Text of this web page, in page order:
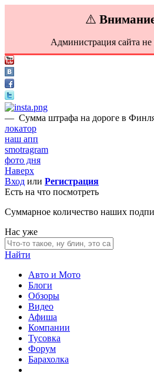
⚠️
Администрация сайта не
— Сумма штрафа на дороге в
локатор
наш апп
smotragram
фото дня
Наверх
Вход или Регистрация
Есть на что посмотреть
Суммарное количество наших
Нас уже
Найти
Авто и Мото
Блоги
Обзоры
Видео
Афиша
Компании
Тусовка
Форум
Барахолка